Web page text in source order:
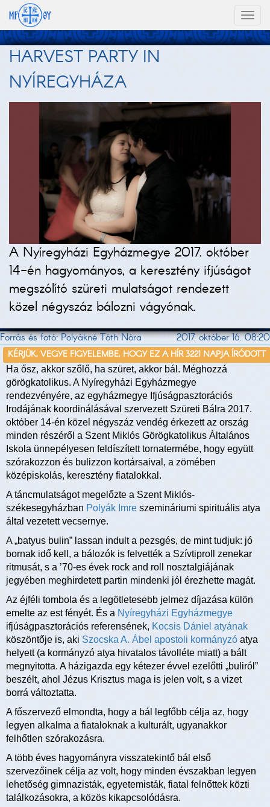
HARVEST PARTY IN
NYÍREGYHÁZA
A Nyíregyházi Egyházmegye 2017. október
14-én hagyományos, a keresztény ifjúságot
megszólító szüreti mulatságot rendezett
közel négyszáz bálozni vágyónak.
Forrás és fotó: Polyákné Tóth Nóra 2017. október 16. 08:20
KÉRJÜK, VEGYE FIGYELEMBE, HOGY EZ A HÍR 3221 NAPJA ÍRÓDOTT
Ha ősz, akkor szőlő, ha szüret, akkor bál. Méghozzá
görögkatolikus. A Nyíregyházi Egyházmegye
rendezvényére, az egyházmegye Ifjúságpasztorációs
Irodájának koordinálásával szervezett Szüreti Bálra 2017.
október 14-én közel négyszáz vendég érkezett az ország
minden részéről a Szent Miklós Görögkatolikus Általános
Iskola ünnepélyesen feldíszített tornatermébe, hogy együtt
szórakozzon és bulizzon kortársaival, a zömében
középiskolás, keresztény fiatalokkal.
A táncmulatságot megelőzte a Szent Miklós-
székesegyházban Polyák Imre szemináriumi spirituális atya
által vezetett vecsernye.
A „batyus bulin” lassan indult a pezsgés, de mint tudjuk: jó
bornak idő kell, a bálozók is felvették a Szívtiproll zenekar
ritmusát, s a ’70-es évek rock and roll nosztalgiájának
jegyében meghirdetett partin mindenki jól érezhette magát.
Az éjféli tombola és a legötletesebb jelmez díjazása külön
emelte az est fényét. És a Nyíregyházi Egyházmegye
ifjúságpasztorációs referensének, Kocsis Dániel atyának
köszöntője is, aki Szocska A. Ábel apostoli kormányzó atya
helyett (a kormányzó atya hivatalos távolléte miatt) a bált
megnyitotta. A házigazda egy kétezer évvel ezelőtti „buliról”
beszélt, ahol Jézus Krisztus maga is jelen volt, s a vizet
borrá változtatta.
A főszervező elmondta, hogy a bál legfőbb célja az, hogy
legyen alkalma a fiataloknak a kulturált, ugyanakkor
felhőtlen szórakozásra.
A több éves hagyományra visszatekintő bál első
szervezőinek célja az volt, hogy minden évszakban legyen
lehetőség gimnazisták, egyetemisták, fiatal felnőttek közti
találkozásokra, a közös kikapcsolódásra.